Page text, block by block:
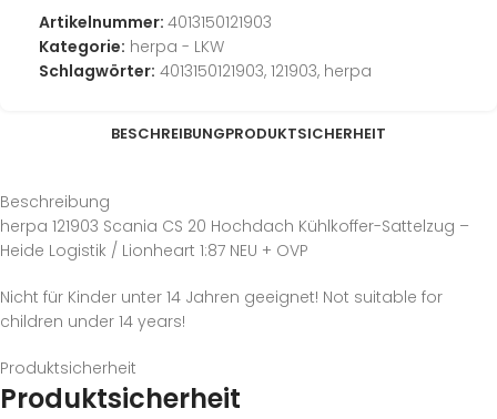
Artikelnummer: 4013150121903
Kategorie: herpa - LKW
Schlagwörter: 4013150121903, 121903, herpa
BESCHREIBUNGPRODUKTSICHERHEIT
Beschreibung
herpa 121903 Scania CS 20 Hochdach Kühlkoffer-Sattelzug –
Heide Logistik / Lionheart 1:87 NEU + OVP
Nicht für Kinder unter 14 Jahren geeignet! Not suitable for
children under 14 years!
Produktsicherheit
Produktsicherheit